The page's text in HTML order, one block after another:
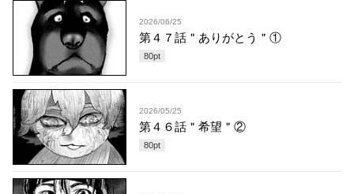
2026/06/25
第４７話＂ありがとう＂①
80pt
2026/05/25
第４６話＂希望＂②
80pt